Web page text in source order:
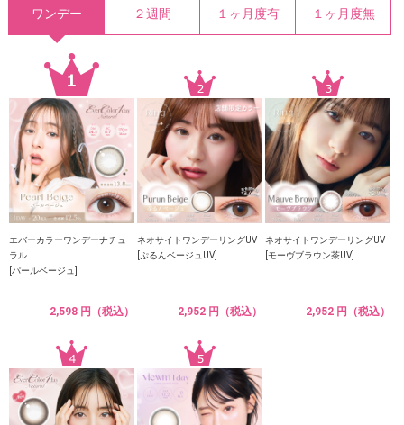
ワンデー ２週間 １ヶ月度有 １ヶ月度無
エバーカラーワンデーナチュ
ラル
[パールベージュ]
2,598 円（税込）
ネオサイトワンデーリングUV
[ぷるんベージュUV]
2,952 円（税込）
ネオサイトワンデーリングUV
[モーヴブラウン茶UV]
2,952 円（税込）